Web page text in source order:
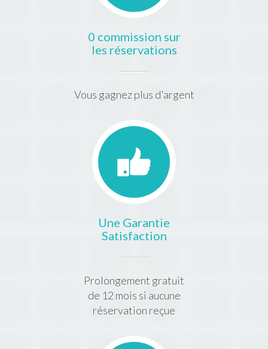
0 commission sur
les réservations
Vous gagnez plus d'argent
Une Garantie
Satisfaction
Prolongement gratuit
de 12 mois si aucune
réservation reçue